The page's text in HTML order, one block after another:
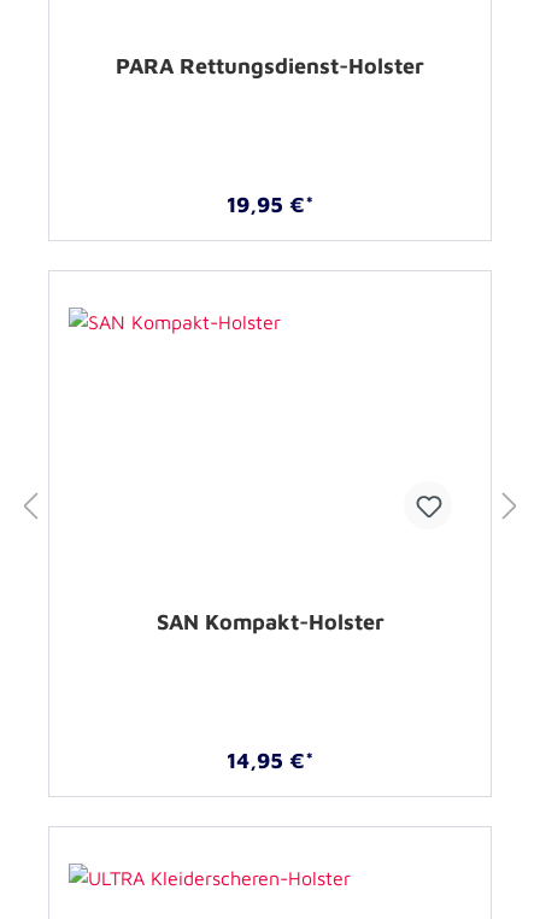
PARA Rettungsdienst-Holster
19,95 €*
SAN Kompakt-Holster
14,95 €*